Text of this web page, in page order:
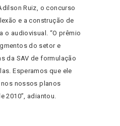
Ruiz, o concurso
e a construção de
o audiovisual. “O prêmio
do setor e
da SAV de formulação
Esperamos que ele
nossos planos
2010”, adiantou.